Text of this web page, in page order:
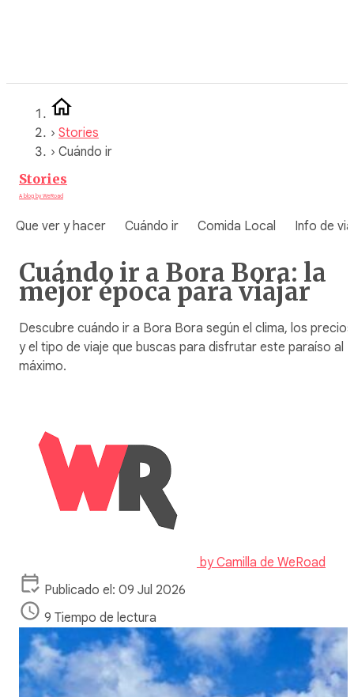
› Stories
› Cuándo ir
Stories
A blog by WeRoad
Que ver y hacer Cuándo ir Comida Local Info de
Cuándo ir a Bora Bora: la
mejor época para viajar
Descubre cuándo ir a Bora Bora según el clima, los precios
y el tipo de viaje que buscas para disfrutar este paraíso al
máximo.
byCamilla de WeRoad
Publicado el: 09 Jul 2026
9 Tiempo de lectura